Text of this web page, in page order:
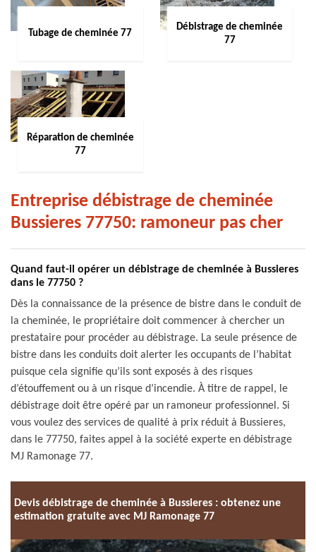
Tubage de cheminée 77
Débistrage de cheminée
77
Réparation de cheminée
77
Entreprise débistrage de cheminée
Bussieres 77750: ramoneur pas cher
Quand faut-il opérer un débistrage de cheminée à Bussieres
dans le 77750 ?
Dès la connaissance de la présence de bistre dans le conduit de
la cheminée, le propriétaire doit commencer à chercher un
prestataire pour procéder au débistrage. La seule présence de
bistre dans les conduits doit alerter les occupants de l’habitat
puisque cela signifie qu’ils sont exposés à des risques
d’étouffement ou à un risque d’incendie. À titre de rappel, le
débistrage doit être opéré par un ramoneur professionnel. Si
vous voulez des services de qualité à prix réduit à Bussieres,
dans le 77750, faites appel à la société experte en débistrage
MJ Ramonage 77.
Devis débistrage de cheminée à Bussieres : obtenez une
estimation gratuite avec MJ Ramonage 77